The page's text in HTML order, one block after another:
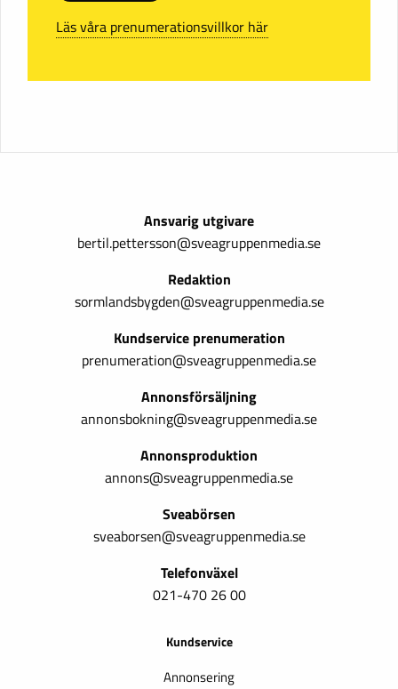
Läs våra prenumerationsvillkor här
Ansvarig utgivare
bertil.pettersson@sveagruppenmedia.se
Redaktion
sormlandsbygden@sveagruppenmedia.se
Kundservice prenumeration
prenumeration@sveagruppenmedia.se
Annonsförsäljning
annonsbokning@sveagruppenmedia.se
Annonsproduktion
annons@sveagruppenmedia.se
Sveabörsen
sveaborsen@sveagruppenmedia.se
Telefonväxel
021-470 26 00
Kundservice
Annonsering